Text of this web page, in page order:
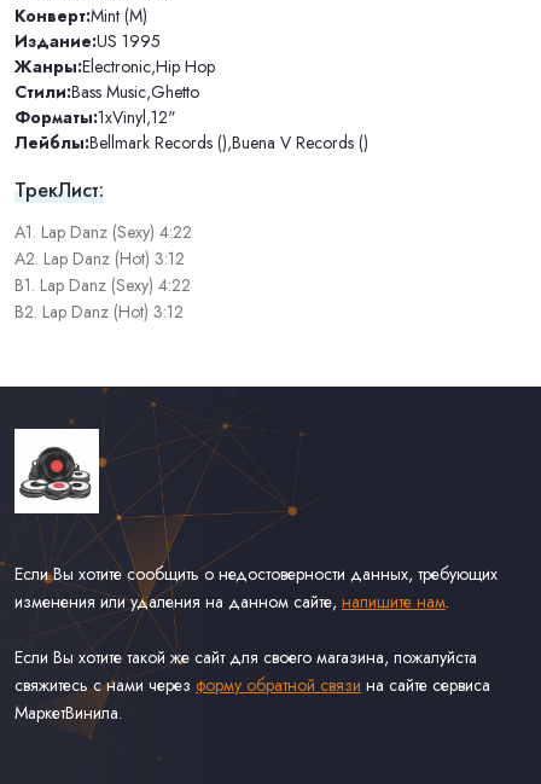
Конверт:Mint (M)
Издание:US 1995
Жанры:Electronic,Hip Hop
Стили:Bass Music,Ghetto
Форматы:1xVinyl,12"
Лейблы:Bellmark Records (),Buena V Records ()
ТрекЛист:
A1. Lap Danz (Sexy) 4:22
A2. Lap Danz (Hot) 3:12
B1. Lap Danz (Sexy) 4:22
B2. Lap Danz (Hot) 3:12
Если Вы хотите сообщить о недостоверности данных, требующих
изменения или удаления на данном сайте, напишите нам.
Если Вы хотите такой же сайт для своего магазина, пожалуйста
свяжитесь с нами через форму обратной связи на сайте сервиса
МаркетВинила.
Каталог Винила, CD и Кассет